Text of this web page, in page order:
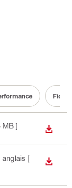
Fiche
MB ]
, anglais [